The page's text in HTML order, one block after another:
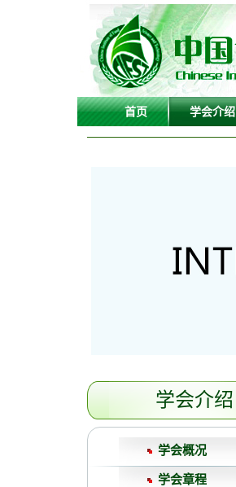
首页
学会介绍
学会介绍
学会概况
学会章程